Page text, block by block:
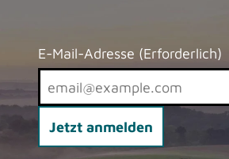
E-Mail-Adresse (Erforderlich)
Jetzt anmelden